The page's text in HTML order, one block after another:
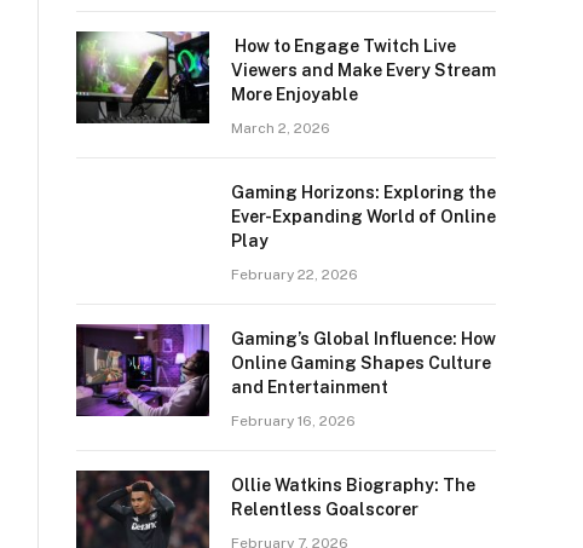
How to Engage Twitch Live
Viewers and Make Every Stream
More Enjoyable
March 2, 2026
Gaming Horizons: Exploring the
Ever-Expanding World of Online
Play
February 22, 2026
Gaming’s Global Influence: How
Online Gaming Shapes Culture
and Entertainment
February 16, 2026
Ollie Watkins Biography: The
Relentless Goalscorer
February 7, 2026